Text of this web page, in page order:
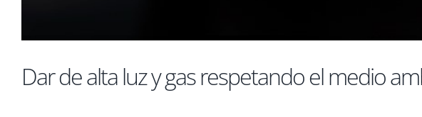
Dar de alta luz y gas respetando el medio